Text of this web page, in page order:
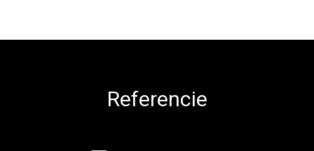
Referencie